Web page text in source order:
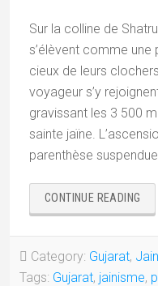
Sur la colline de
s’élèvent comme
cieux de leurs
voyageur s’y
gravissant les 3 500
sainte jaïne.
parenthèse
CONTINUE READING
3
LE
Category: Gujarat,
Tags: Gujarat, jainisme,